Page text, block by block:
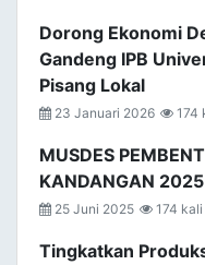
Dorong Ekonomi
Gandeng IPB
Pisang Lokal
23 Januari 2026 174
MUSDES
KANDANGAN 2025
25 Juni 2025 174 kali
Tingkatkan